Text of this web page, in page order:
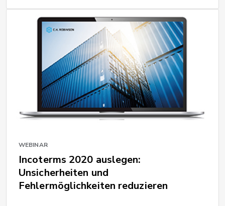
WEBINAR
Incoterms 2020 auslegen:
Unsicherheiten und
Fehlermöglichkeiten reduzieren